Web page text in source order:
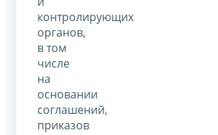
контролирующих
органов,
в том
числе
на
основании
соглашений,
приказов